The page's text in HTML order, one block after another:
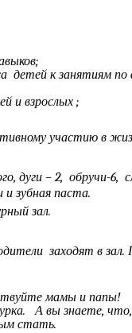
детей к
у
участию в
дуги – 2, обручи-6,
зубная паста.
зал.
заходят в зал.
– кошка
здоровым